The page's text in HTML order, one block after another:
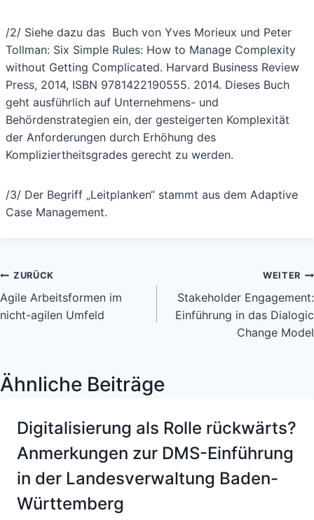
/2/ Siehe dazu das Buch von Yves Morieux und Peter
Tollman: Six Simple Rules: How to Manage Complexity
without Getting Complicated. Harvard Business Review
Press, 2014, ISBN 9781422190555. 2014. Dieses Buch
geht ausführlich auf Unternehmens- und
Behördenstrategien ein, der gesteigerten Komplexität
der Anforderungen durch Erhöhung des
Kompliziertheitsgrades gerecht zu werden.
/3/ Der Begriff „Leitplanken“ stammt aus dem Adaptive
Case Management.
Beitragsnavigation
ZURÜCK
Agile Arbeitsformen im
nicht-agilen Umfeld
WEITER
Stakeholder Engagement:
Einführung in das Dialogic
Change Model
Ähnliche Beiträge
Digitalisierung als Rolle rückwärts?
Anmerkungen zur DMS-Einführung
in der Landesverwaltung Baden-
Württemberg